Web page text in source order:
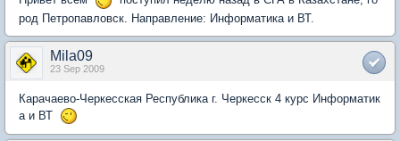
род Петропавловск. Направление: Информатика и ВТ.
Mila09
23 Sep 2009
Карачаево-Черкесская Республика г. Черкесск 4 курс Информатик
а и ВТ